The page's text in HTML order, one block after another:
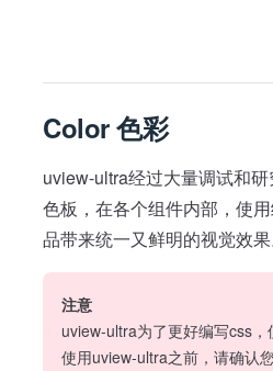
Color 色彩
uview-ultra经过大量调试和
色板，在各个组件内部，使
品带来统一又鲜明的视觉效果
注意
uview-ultra为了更好编写css，
使用uview-ultra之前，请确认